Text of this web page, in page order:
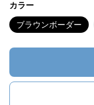
カラー
ブラウンボーダー